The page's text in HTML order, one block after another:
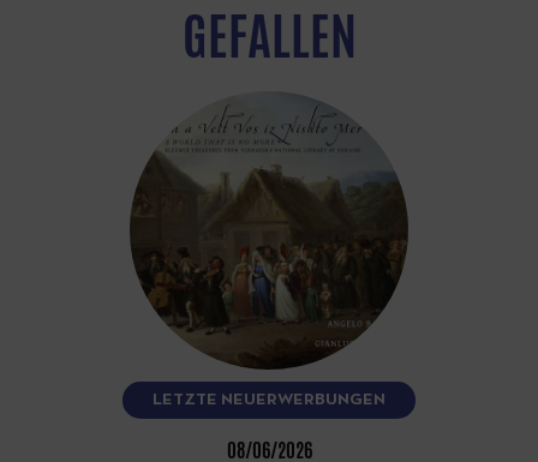
GEFALLEN
LETZTE NEUERWERBUNGEN
08/06/2026